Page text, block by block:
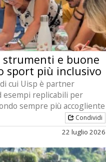
strumenti e buone
sport più inclusivo
cui Uisp è partner
esempi replicabili per
sempre più accogliente
Condividi
22 luglio 2026